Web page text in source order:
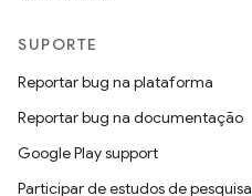
SUPORTE
Reportar bug na plataforma
Reportar bug na documentação
Google Play support
Participar de estudos de pesquisa